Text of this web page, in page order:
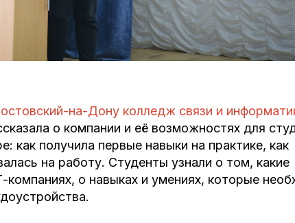
на-Дону колледж связи и
о компании и её возможностях для
как получила первые навыки на практике, как
на работу. Студенты узнали о том, какие
о навыках и умениях, которые